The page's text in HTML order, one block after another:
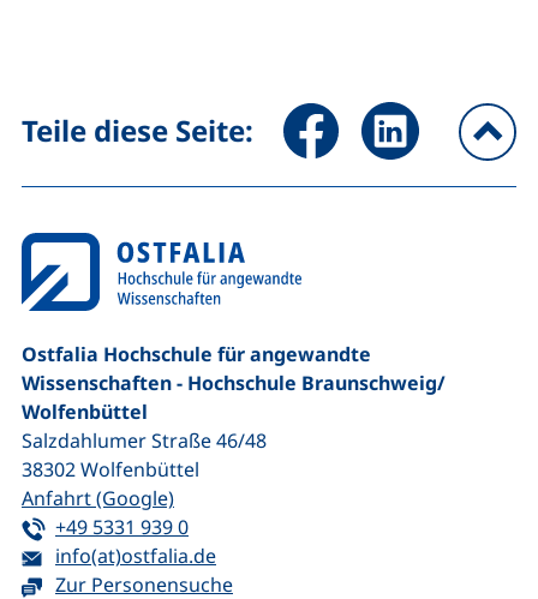
Teile diese Seite: Seite über Facebook teilen
Seite über
Ostfalia Hochschule für angewandte
Wissenschaften - Hochschule Braunschweig/​
Wolfenbüttel
Salzdahlumer Straße 46/48
38302Wolfenbüttel
Anfahrt (Google)(externer Link, öffnet neues Fenster)
Tel:
+49 5331 939 0(startet einen Telefonanruf, wenn Ihr
E-Mail:
info(at)ostfalia.de(öffnet Ihr E-Mail-Programm)
Zur Personensuche